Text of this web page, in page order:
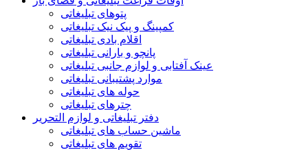
پتوهای تبلیغاتی
کمپینگ و پیک نیک تبلیغاتی
اقلام بادی تبلیغاتی
پانچو و بارانی تبلیغاتی
عینک آفتابی و لوازم جانبی تبلیغاتی
موارد پشتیبانی تبلیغاتی
حوله های تبلیغاتی
چترهای تبلیغاتی
دفتر تبلیغاتی و لوازم التحریر
ماشین حساب های تبلیغاتی
تقویم های تبلیغاتی